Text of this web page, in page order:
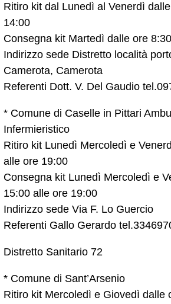
Ritiro kit dal Lunedì al Venerdì
14:00
Consegna kit Martedì dalle ore
Indirizzo sede Distretto località
Camerota, Camerota
Referenti Dott. V. Del Gaudio
* Comune di Caselle in Pittari
Infermieristico
Ritiro kit Lunedì Mercoledì e
alle ore 19:00
Consegna kit Lunedì Mercoledì e
15:00 alle ore 19:00
Indirizzo sede Via F. Lo Guercio
Referenti Gallo Gerardo
Distretto Sanitario 72
* Comune di Sant’Arsenio
Ritiro kit Mercoledì e Giovedì dalle